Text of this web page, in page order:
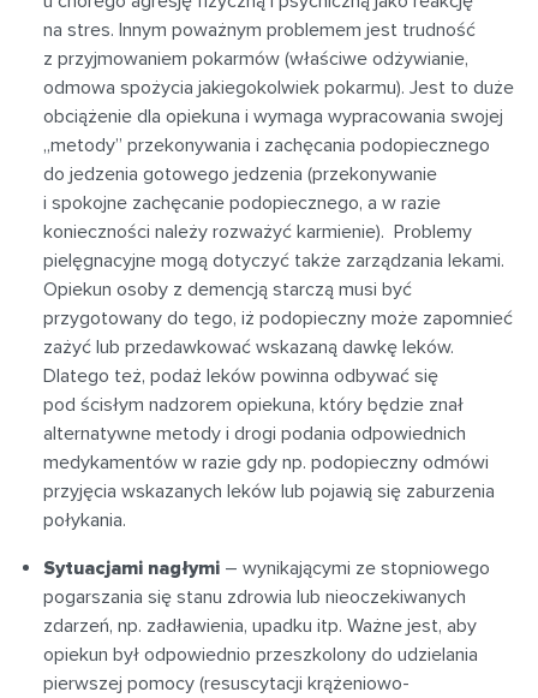
na stres. Innym poważnym problemem jest trudność
z przyjmowaniem pokarmów (właściwe odżywianie,
odmowa spożycia jakiegokolwiek pokarmu). Jest to duże
obciążenie dla opiekuna i wymaga wypracowania swojej
„metody” przekonywania i zachęcania podopiecznego
do jedzenia gotowego jedzenia (przekonywanie
i spokojne zachęcanie podopiecznego, a w razie
konieczności należy rozważyć karmienie). Problemy
pielęgnacyjne mogą dotyczyć także zarządzania lekami.
Opiekun osoby z demencją starczą musi być
przygotowany do tego, iż podopieczny może zapomnieć
zażyć lub przedawkować wskazaną dawkę leków.
Dlatego też, podaż leków powinna odbywać się
pod ścisłym nadzorem opiekuna, który będzie znał
alternatywne metody i drogi podania odpowiednich
medykamentów w razie gdy np. podopieczny odmówi
przyjęcia wskazanych leków lub pojawią się zaburzenia
połykania.
Sytuacjami nagłymi – wynikającymi ze stopniowego
pogarszania się stanu zdrowia lub nieoczekiwanych
zdarzeń, np. zadławienia, upadku itp. Ważne jest, aby
opiekun był odpowiednio przeszkolony do udzielania
pierwszej pomocy (resuscytacji krążeniowo-